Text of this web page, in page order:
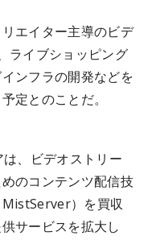
エイター主導のビデ
ライブショッピング
ンフラの開発などを
定とのことだ。
、ビデオストリー
のコンテンツ配信技
）を買収
サービスを拡大し